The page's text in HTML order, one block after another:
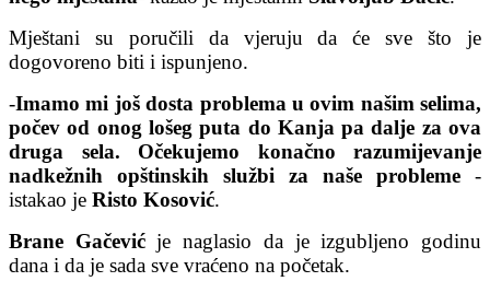
Mještani su poručili da vjeruju da će sve što je
dogovoreno biti i ispunjeno.
-Imamo mi još dosta problema u ovim našim selima,
počev od onog lošeg puta do Kanja pa dalje za ova
druga sela. Očekujemo konačno razumijevanje
nadkežnih opštinskih službi za naše probleme -
istakao je Risto Kosović.
Brane Gačevićje naglasio da je izgubljeno godinu
dana i da je sada sve vraćeno na početak.